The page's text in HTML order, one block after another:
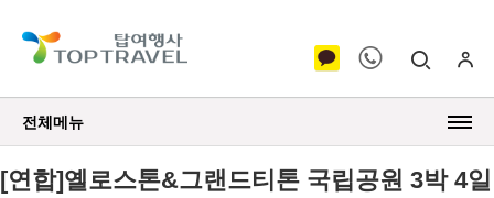
전체메뉴
[연합]옐로스톤&그랜드티톤 국립공원 3박 4일